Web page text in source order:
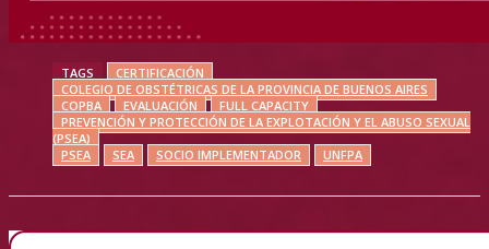
TAGS
CERTIFICACIÓN
COLEGIO DE OBSTÉTRICAS DE LA PROVINCIA DE BUENOS AIRES
COPBA
EVALUACIÓN
FULL CAPACITY
PREVENCIÓN Y PROTECCIÓN DE LA EXPLOTACIÓN Y EL ABUSO SEXUAL
(PSEA)
PSEA
SEA SOCIO IMPLEMENTADOR UNFPA